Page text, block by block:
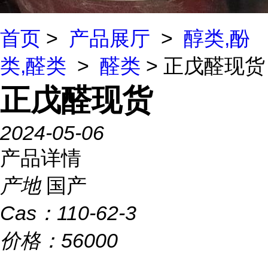
首页 > 产品展厅 > 醇类,酚
类,醛类 > 醛类 > 正戊醛现货
正戊醛现货
2024-05-06
产品详情
产地 国产
Cas： 110-62-3
价格： 56000